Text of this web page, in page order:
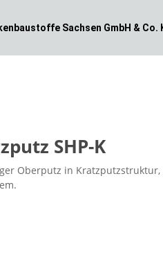
Sachsen GmbH & Co.
SHP-K
Oberputz in